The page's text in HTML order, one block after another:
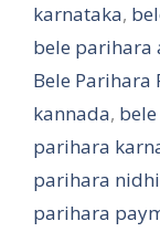
karnataka,
bele parihara
Bele Parihara
kannada,
parihara
parihara nidhi
parihara